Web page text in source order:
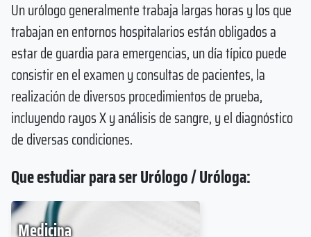
Un urólogo generalmente trabaja largas horas y los que
trabajan en entornos hospitalarios están obligados a
estar de guardia para emergencias, un día típico puede
consistir en el examen y consultas de pacientes, la
realización de diversos procedimientos de prueba,
incluyendo rayos X y análisis de sangre, y el diagnóstico
de diversas condiciones.
Que estudiar para ser Urólogo / Uróloga:
Medicina